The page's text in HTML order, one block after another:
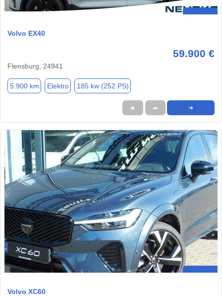
Volvo EX40
59.900 €
Flensburg, 24941
5.900 km Elektro 185 kw (252 PS)
★ ➦ ➜
Volvo XC60